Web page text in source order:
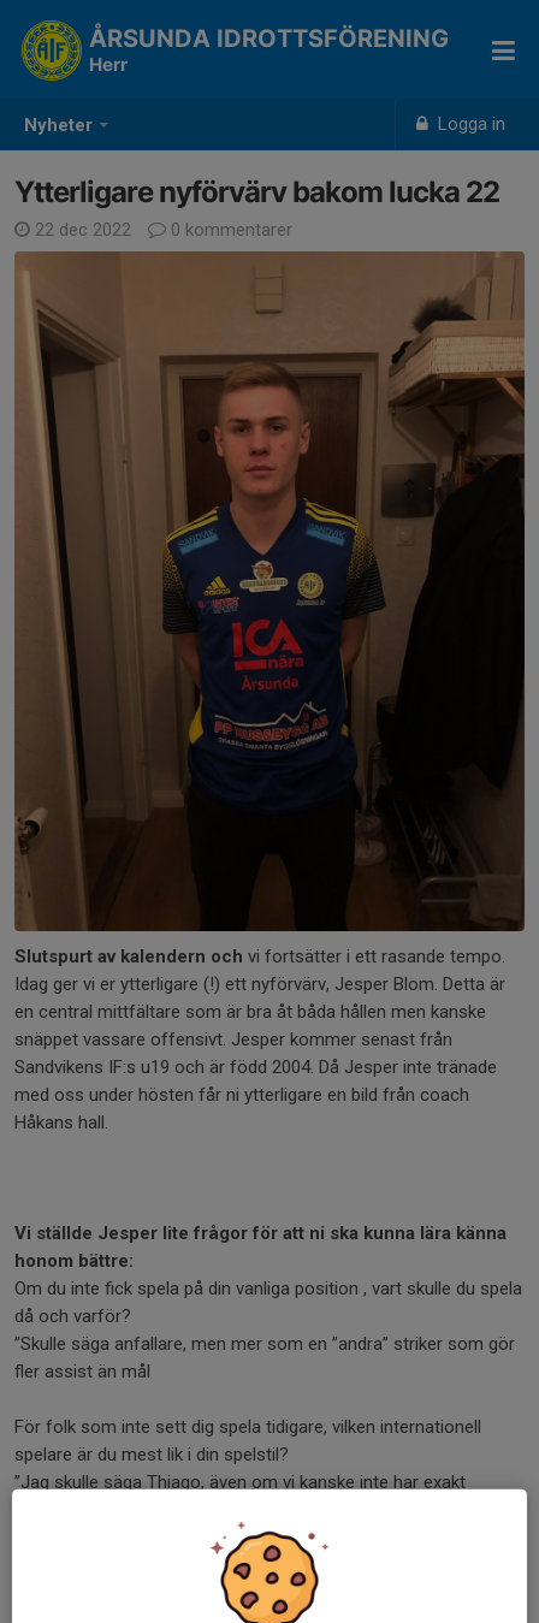
Nyheter Logga in
ÅRSUNDA IDROTTSFÖRENING
Herr
Ytterligare nyförvärv bakom lucka 22
22 dec 2022 0 kommentarer
Slutspurt av kalendern och vi fortsätter i ett rasande tempo.
Idag ger vi er ytterligare (!) ett nyförvärv, Jesper Blom. Detta är
en central mittfältare som är bra åt båda hållen men kanske
snäppet vassare offensivt. Jesper kommer senast från
Sandvikens IF:s u19 och är född 2004. Då Jesper inte tränade
med oss under hösten får ni ytterligare en bild från coach
Håkans hall.
Vi ställde Jesper lite frågor för att ni ska kunna lära känna
honom bättre:
Om du inte fick spela på din vanliga position , vart skulle du spela
då och varför?
”Skulle säga anfallare, men mer som en ”andra” striker som gör
fler assist än mål
För folk som inte sett dig spela tidigare, vilken internationell
spelare är du mest lik i din spelstil?
”Jag skulle säga Thiago, även om vi kanske inte har exakt
Serieindelningen är klar, vilken individuell match ser du mest fram